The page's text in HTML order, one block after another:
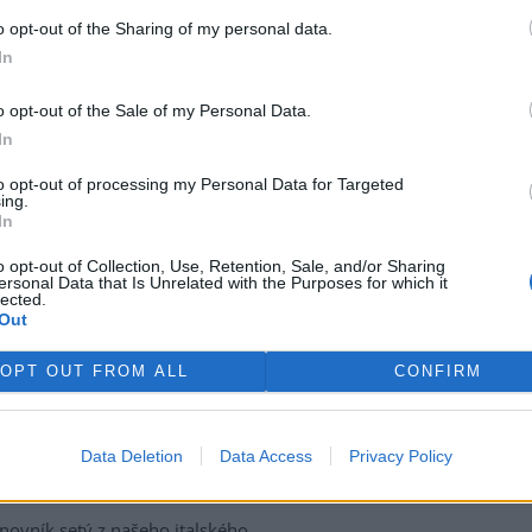
opt-out of the Sharing of my personal data.
opt-out of the Sale of my Personal Data.
opt-out of processing my Personal Data for Targeted
opt-out of Collection, Use, Retention, Sale, and/or Sharing
Data that Is Unrelated with the Purposes for which it
OPT OUT FROM ALL CONFIRM
Data Deletion Data Access Privacy Policy
Mlýny – může
ekocidou a Břeclav
dílo Nové Mlýny na jižní
je dlouhodobě jablkem
po radikálním vypuštění
obnově lužních lesů a řešení
přehradou. Na straně
destrukce sypaných hrází,
a miliardovými náklady.
„něco mezi“: transformace
to obnášelo a proč to dává
s využitím AI Gemini.)
nemohli v těch